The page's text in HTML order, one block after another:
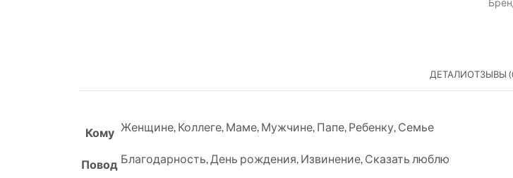
ДЕТАЛИОТЗЫВЫ
Кому Женщине,Коллеге,Маме,Мужчине,Папе,Ребенку,Семье
Повод Благодарность,День рождения,Извинение,Сказать люблю